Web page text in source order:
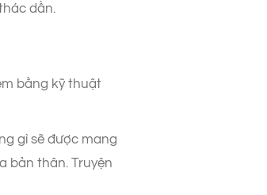
dần.
bằng kỹ thuật
gì sẽ được mang
bản thân. Truyện